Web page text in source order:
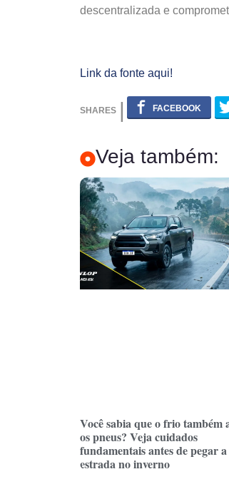
descentralizada e
Link da fonte aqui!
Veja também:
Você sabia que o frio também
os pneus? Veja cuidados
fundamentais antes de pegar a
estrada no inverno